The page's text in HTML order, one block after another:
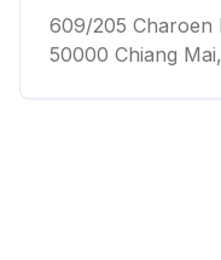
609/205 Charoen
50000 Chiang